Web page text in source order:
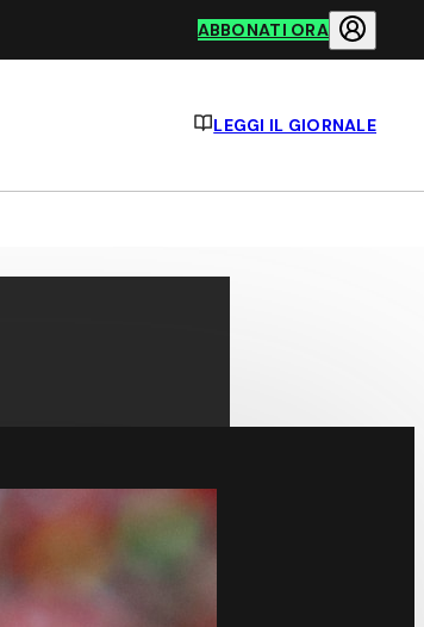
ABBONATI ORA
LEGGI IL GIORNALE